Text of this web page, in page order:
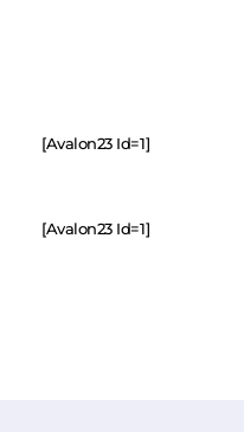
[avalon23 Id=1]
[avalon23 Id=1]